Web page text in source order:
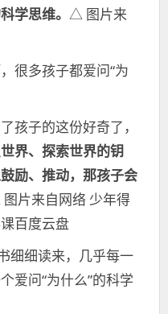
学思维。 △ 图片来
很多孩子都爱问“为
孩子的这份好奇了，
界、探索世界的钥
励、推动，那孩子会
片来自网络 少年得
百度云盘
细细读来，几乎每一
爱问“为什么”的科学